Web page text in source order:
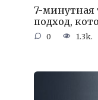
7-минутная
подход,
0 1.3k.